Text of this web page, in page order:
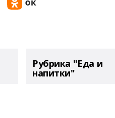
Рубрика "Еда и
напитки"